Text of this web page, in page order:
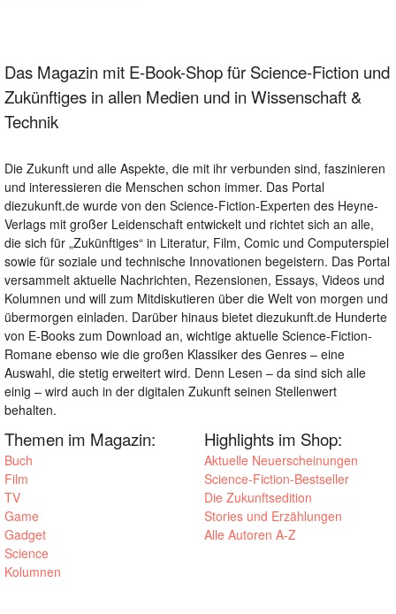
Das Magazin mit E-Book-Shop für Science-Fiction und
Zukünftiges in allen Medien und in Wissenschaft &
Technik
Die Zukunft und alle Aspekte, die mit ihr verbunden sind, faszinieren
und interessieren die Menschen schon immer. Das Portal
diezukunft.de wurde von den Science-Fiction-Experten des Heyne-
Verlags mit großer Leidenschaft entwickelt und richtet sich an alle,
die sich für „Zukünftiges“ in Literatur, Film, Comic und Computerspiel
sowie für soziale und technische Innovationen begeistern. Das Portal
versammelt aktuelle Nachrichten, Rezensionen, Essays, Videos und
Kolumnen und will zum Mitdiskutieren über die Welt von morgen und
übermorgen einladen. Darüber hinaus bietet diezukunft.de Hunderte
von E-Books zum Download an, wichtige aktuelle Science-Fiction-
Romane ebenso wie die großen Klassiker des Genres – eine
Auswahl, die stetig erweitert wird. Denn Lesen – da sind sich alle
einig – wird auch in der digitalen Zukunft seinen Stellenwert
behalten.
Themen im Magazin:
Buch
Film
TV
Game
Gadget
Science
Kolumnen
Highlights im Shop:
Aktuelle Neuerscheinungen
Science-Fiction-Bestseller
Die Zukunftsedition
Stories und Erzählungen
Alle Autoren A-Z